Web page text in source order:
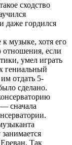
сходство
даже гордился
музыке, хотя его
отношения, если
умел играть
гениальный
отдать 5-
сделано.
сначала
Так